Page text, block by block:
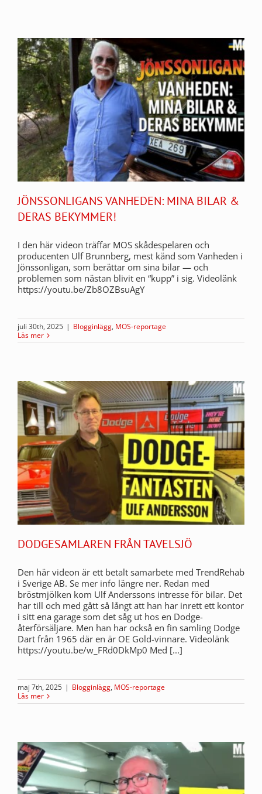
JÖNSSONLIGANS VANHEDEN: MINA BILAR &
DERAS BEKYMMER!
I den här videon träffar MOS skådespelaren och
producenten Ulf Brunnberg, mest känd som Vanheden i
Jönssonligan, som berättar om sina bilar — och
problemen som nästan blivit en “kupp” i sig. Videolänk
https://youtu.be/Zb8OZBsuAgY
juli 30th, 2025 | Blogginlägg, MOS-reportage
Läs mer
DODGESAMLAREN FRÅN TAVELSJÖ
Den här videon är ett betalt samarbete med TrendRehab
i Sverige AB. Se mer info längre ner. Redan med
bröstmjölken kom Ulf Anderssons intresse för bilar. Det
har till och med gått så långt att han har inrett ett kontor
i sitt ena garage som det såg ut hos en Dodge-
återförsäljare. Men han har också en fin samling Dodge
Dart från 1965 där en är OE Gold-vinnare. Videolänk
https://youtu.be/w_FRd0DkMp0 Med [...]
maj 7th, 2025 | Blogginlägg, MOS-reportage
Läs mer